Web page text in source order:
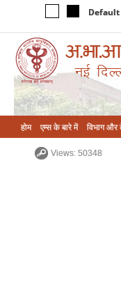
Default
होम एम्‍स के बारे में विभाग और
Views: 50348